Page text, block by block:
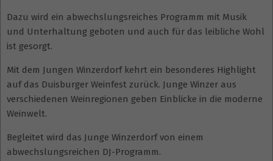
Dazu wird ein abwechslungsreiches Programm mit Musik
und Unterhaltung geboten und auch für das leibliche Wohl
ist gesorgt.
Mit dem Jungen Winzerdorf kehrt ein besonderes Highlight
auf das Duisburger Weinfest zurück. Junge Winzer aus
verschiedenen Weinregionen geben Einblicke in die moderne
Weinwelt.
Begleitet wird das Junge Winzerdorf von einem
abwechslungsreichen DJ-Programm.